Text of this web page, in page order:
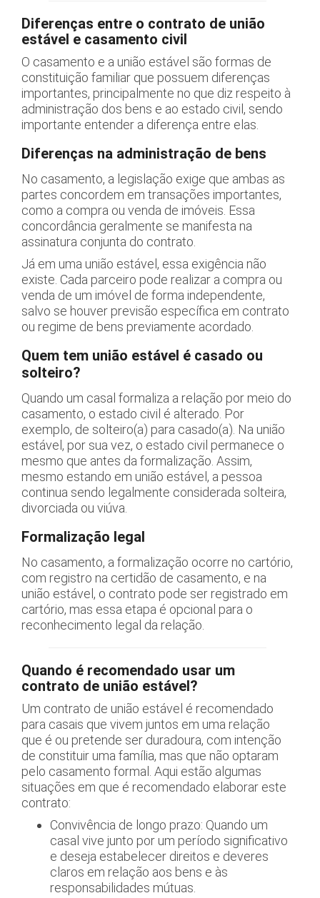
Diferenças entre o contrato de união
estável e casamento civil
O casamento e a união estável são formas de
constituição familiar que possuem diferenças
importantes, principalmente no que diz respeito à
administração dos bens e ao estado civil, sendo
importante entender a diferença entre elas.
Diferenças na administração de bens
No casamento, a legislação exige que ambas as
partes concordem em transações importantes,
como a compra ou venda de imóveis. Essa
concordância geralmente se manifesta na
assinatura conjunta do contrato.
Já em uma união estável, essa exigência não
existe. Cada parceiro pode realizar a compra ou
venda de um imóvel de forma independente,
salvo se houver previsão específica em contrato
ou regime de bens previamente acordado.
Quem tem união estável é casado ou
solteiro?
Quando um casal formaliza a relação por meio do
casamento, o estado civil é alterado. Por
exemplo, de solteiro(a) para casado(a). Na união
estável, por sua vez, o estado civil permanece o
mesmo que antes da formalização. Assim,
mesmo estando em união estável, a pessoa
continua sendo legalmente considerada solteira,
divorciada ou viúva.
Formalização legal
No casamento, a formalização ocorre no cartório,
com registro na certidão de casamento, e na
união estável, o contrato pode ser registrado em
cartório, mas essa etapa é opcional para o
reconhecimento legal da relação.
Quando é recomendado usar um
contrato de união estável?
Um contrato de união estável é recomendado
para casais que vivem juntos em uma relação
que é ou pretende ser duradoura, com intenção
de constituir uma família, mas que não optaram
pelo casamento formal. Aqui estão algumas
situações em que é recomendado elaborar este
contrato:
Convivência de longo prazo: Quando um
casal vive junto por um período significativo
e deseja estabelecer direitos e deveres
claros em relação aos bens e às
responsabilidades mútuas.